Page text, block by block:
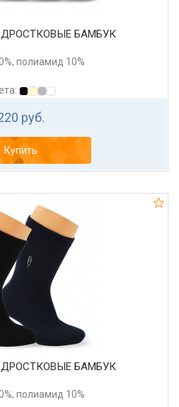
БАМБУК
полиамид 10%
руб.
Купить
БАМБУК
полиамид 10%